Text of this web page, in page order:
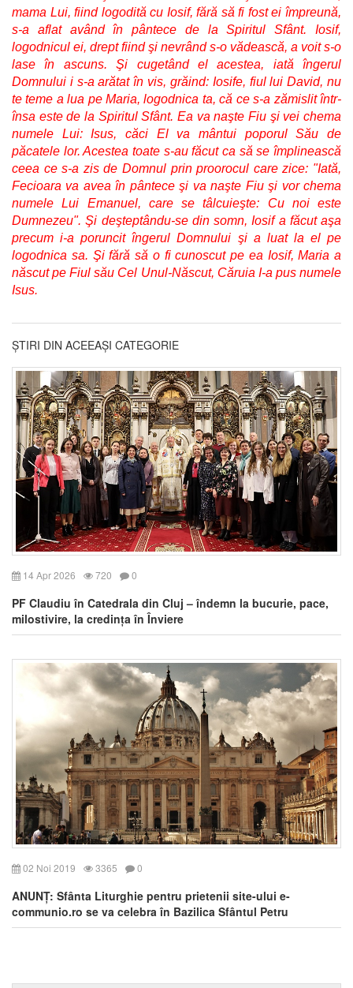
mama Lui, fiind logodită cu Iosif, fără să fi fost ei împreună,
s-a aflat având în pântece de la Spiritul Sfânt. Iosif,
logodnicul ei, drept fiind şi nevrând s-o vădească, a voit s-o
lase în ascuns. Şi cugetând el acestea, iată îngerul
Domnului i s-a arătat în vis, grăind: Iosife, fiul lui David, nu
te teme a lua pe Maria, logodnica ta, că ce s-a zămislit într-
însa este de la Spiritul Sfânt. Ea va naşte Fiu şi vei chema
numele Lui: Isus, căci El va mântui poporul Său de
păcatele lor. Acestea toate s-au făcut ca să se împlinească
ceea ce s-a zis de Domnul prin proorocul care zice: "Iată,
Fecioara va avea în pântece şi va naşte Fiu şi vor chema
numele Lui Emanuel, care se tâlcuieşte: Cu noi este
Dumnezeu". Şi deşteptându-se din somn, Iosif a făcut aşa
precum i-a poruncit îngerul Domnului şi a luat la el pe
logodnica sa. Şi fără să o fi cunoscut pe ea Iosif, Maria a
născut pe Fiul său Cel Unul-Născut, Căruia I-a pus numele
Isus.
ȘTIRI DIN ACEEAȘI CATEGORIE
14 Apr 2026 720 0
PF Claudiu în Catedrala din Cluj – îndemn la bucurie, pace,
milostivire, la credința în Înviere
02 Noi 2019 3365 0
ANUNȚ: Sfânta Liturghie pentru prietenii site-ului e-
communio.ro se va celebra în Bazilica Sfântul Petru